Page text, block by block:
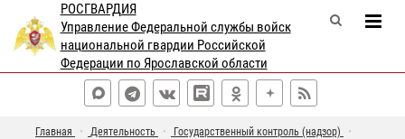
РОСГВАРДИЯ
Управление Федеральной службы войск
национальной гвардии Российской
Федерации по Ярославской области
Главная Деятельность
Государственный контроль (надзор)